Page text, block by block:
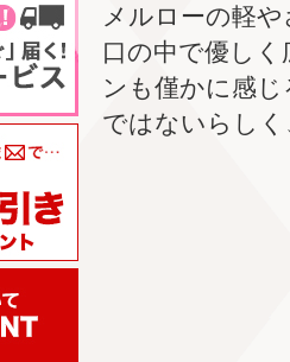
メルローの軽
口の中で優し
ンも僅かに感
ではないらし